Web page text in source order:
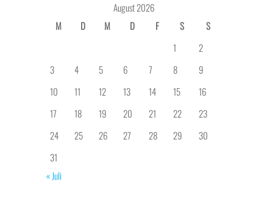
August 2026
M
D M D F S
S
1
2
3
4 5 6 7 8
9
10
11 12 13 14 15
16
17
18 19 20 21 22
23
24
25 26 27 28 29
30
31
« Juli